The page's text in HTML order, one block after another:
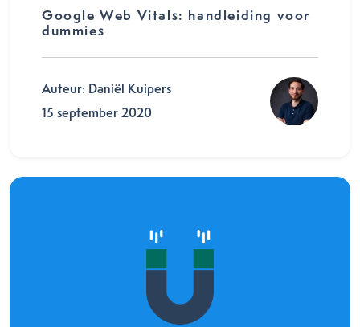
Google Web Vitals: handleiding voor
dummies
Auteur: Daniël Kuipers
15 september 2020